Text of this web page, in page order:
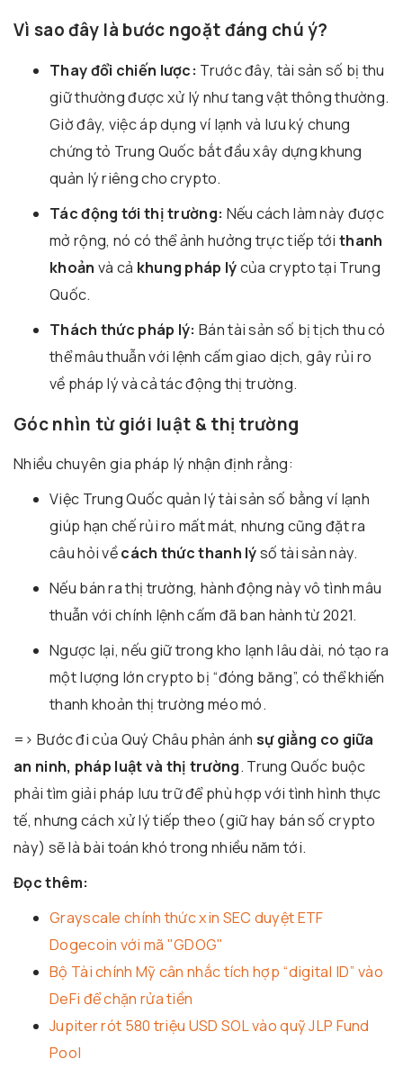
Vì sao đây là bước ngoặt đáng chú ý?
Thay đổi chiến lược: Trước đây, tài sản số bị thu
giữ thường được xử lý như tang vật thông thường.
Giờ đây, việc áp dụng ví lạnh và lưu ký chung
chứng tỏ Trung Quốc bắt đầu xây dựng khung
quản lý riêng cho crypto.
Tác động tới thị trường: Nếu cách làm này được
mở rộng, nó có thể ảnh hưởng trực tiếp tới thanh
khoản và cả khung pháp lýcủa crypto tại Trung
Quốc.
Thách thức pháp lý: Bán tài sản số bị tịch thu có
thể mâu thuẫn với lệnh cấm giao dịch, gây rủi ro
về pháp lý và cả tác động thị trường.
Góc nhìn từ giới luật & thị trường
Nhiều chuyên gia pháp lý nhận định rằng:
Việc Trung Quốc quản lý tài sản số bằng ví lạnh
giúp hạn chế rủi ro mất mát, nhưng cũng đặt ra
câu hỏi vềcách thức thanh lýsố tài sản này.
Nếu bán ra thị trường, hành động này vô tình mâu
thuẫn với chính lệnh cấm đã ban hành từ 2021.
Ngược lại, nếu giữ trong kho lạnh lâu dài, nó tạo ra
một lượng lớn crypto bị “đóng băng”, có thể khiến
thanh khoản thị trường méo mó.
=> Bước đi của Quý Châu phản ánh sự giằng co giữa
an ninh, pháp luật và thị trường. Trung Quốc buộc
phải tìm giải pháp lưu trữ để phù hợp với tình hình thực
tế, nhưng cách xử lý tiếp theo (giữ hay bán số crypto
này) sẽ là bài toán khó trong nhiều năm tới.
Đọc thêm:
Grayscale chính thức xin SEC duyệt ETF
Dogecoin với mã "GDOG"
Bộ Tài chính Mỹ cân nhắc tích hợp “digital ID” vào
DeFi để chặn rửa tiền
Jupiter rót 580 triệu USD SOL vào quỹ JLP Fund
Pool